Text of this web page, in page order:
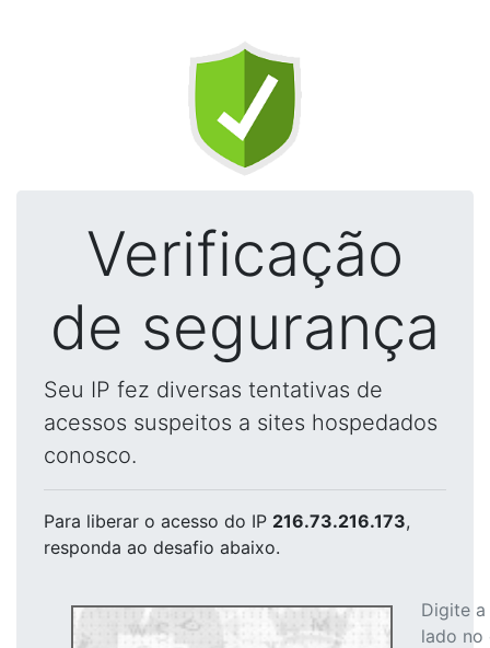
Verificação
de segurança
Seu IP fez diversas tentativas de
acessos suspeitos a sites hospedados
conosco.
Para liberar o acesso do IP 216.73.216.173,
responda ao desafio abaixo.
Digite
lado no